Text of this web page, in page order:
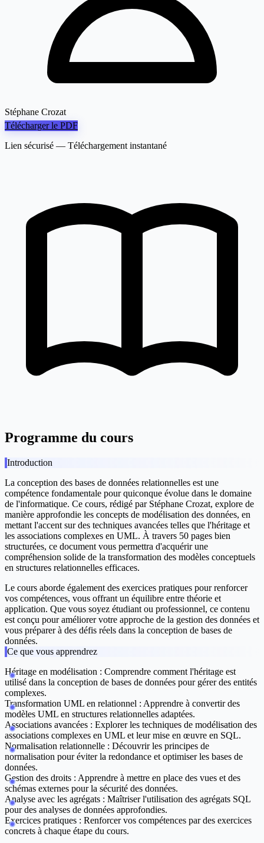
Stéphane Crozat
Télécharger le PDF
Lien sécurisé — Téléchargement instantané
Programme du cours
Introduction
La conception des bases de données relationnelles est une
compétence fondamentale pour quiconque évolue dans le domaine
de l'informatique. Ce cours, rédigé par Stéphane Crozat, explore de
manière approfondie les concepts de modélisation des données, en
mettant l'accent sur des techniques avancées telles que l'héritage et
les associations complexes en UML. À travers 50 pages bien
structurées, ce document vous permettra d'acquérir une
compréhension solide de la transformation des modèles conceptuels
en structures relationnelles efficaces.
Le cours aborde également des exercices pratiques pour renforcer
vos compétences, vous offrant un équilibre entre théorie et
application. Que vous soyez étudiant ou professionnel, ce contenu
est conçu pour améliorer votre approche de la gestion des données et
vous préparer à des défis réels dans la conception de bases de
données.
Ce que vous apprendrez
Héritage en modélisation : Comprendre comment l'héritage est
utilisé dans la conception de bases de données pour gérer des entités
complexes.
Transformation UML en relationnel : Apprendre à convertir des
modèles UML en structures relationnelles adaptées.
Associations avancées : Explorer les techniques de modélisation des
associations complexes en UML et leur mise en œuvre en SQL.
Normalisation relationnelle : Découvrir les principes de
normalisation pour éviter la redondance et optimiser les bases de
données.
Gestion des droits : Apprendre à mettre en place des vues et des
schémas externes pour la sécurité des données.
Analyse avec les agrégats : Maîtriser l'utilisation des agrégats SQL
pour des analyses de données approfondies.
Exercices pratiques : Renforcer vos compétences par des exercices
concrets à chaque étape du cours.